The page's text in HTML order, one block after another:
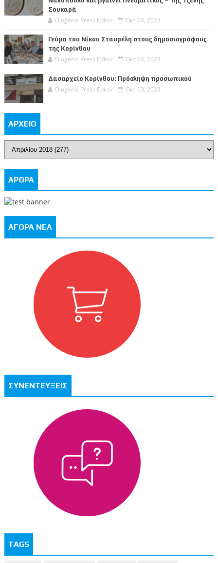
Σουκαρά
Diogenis Press Editor Οκτ 04, 2023
Γεύμα του Νίκου Σταυρέλη στους δημοσιογράφους
της Κορίνθου
Diogenis Press Editor Οκτ 04, 2023
Δασαρχείο Κορίνθου: Πρόσληψη προσωπικού
Diogenis Press Editor Οκτ 03, 2023
ΑΡΧΕΙΟ
ΑΡΘΡΑ
ΑΓΟΡΑ ΝΕΑ
ΣΥΝΕΝΤΕΥΞΕΙΣ
TAGS